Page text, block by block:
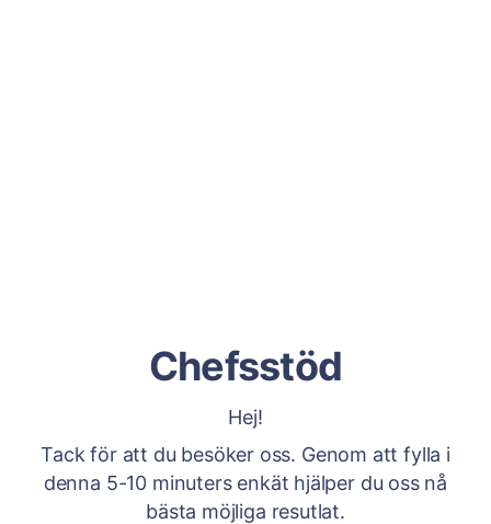
Chefsstöd
Hej!
Tack för att du besöker oss. Genom att fylla i
denna 5-10 minuters enkät hjälper du oss nå
bästa möjliga resutlat.